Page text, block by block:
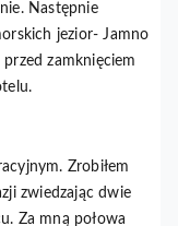
Następnie
jezior- Jamno
zamknięciem
Zrobiłem
zwiedzając dwie
Za mną połowa